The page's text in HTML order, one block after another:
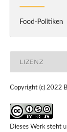
Food-Politiken
LIZENZ
Copyright (c) 2022
Dieses Werk steht